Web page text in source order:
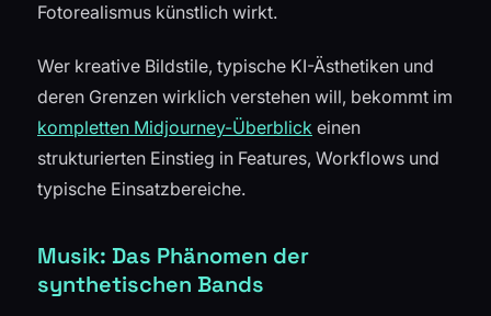
Fotorealismus künstlich wirkt.
Wer kreative Bildstile, typische KI-Ästhetiken und
deren Grenzen wirklich verstehen will, bekommt im
kompletten Midjourney-Überblick einen
strukturierten Einstieg in Features, Workflows und
typische Einsatzbereiche.
Musik: Das Phänomen der
synthetischen Bands